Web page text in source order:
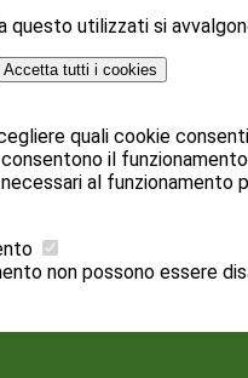
utilizzati si
Accetta tutti i cookies
quali cookie
il
al funzionamento
non possono essere